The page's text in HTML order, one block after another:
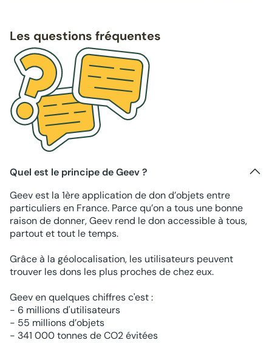
Les questions fréquentes
Quel est le principe de Geev ?
Geev est la 1ère application de don d’objets entre
particuliers en France. Parce qu’on a tous une bonne
raison de donner, Geev rend le don accessible à tous,
partout et tout le temps.
Grâce à la géolocalisation, les utilisateurs peuvent
trouver les dons les plus proches de chez eux.
Geev en quelques chiffres c'est :
- 6 millions d'utilisateurs
- 55 millions d’objets
- 341 000 tonnes de CO2 évitées